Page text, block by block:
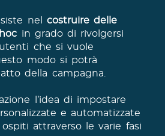
nel costruire delle
in grado di rivolgersi
che si vuole
modo si potrà
della campagna.
l’idea di impostare
e automatizzate
attraverso le varie fasi